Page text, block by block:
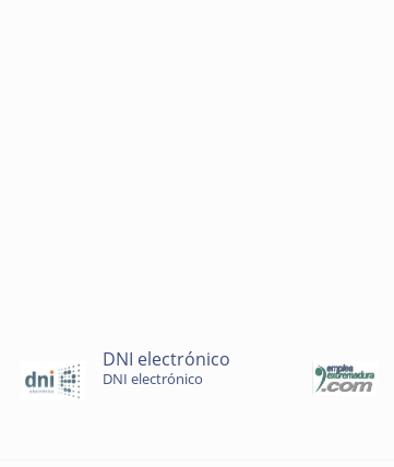
DNI electrónico
DNI electrónico